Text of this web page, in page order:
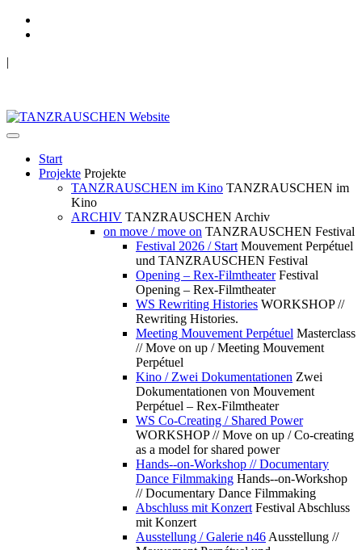
|
Start
Projekte Projekte
TANZRAUSCHEN im Kino TANZRAUSCHEN im
Kino
ARCHIV TANZRAUSCHEN Archiv
on move / move on TANZRAUSCHEN Festival
Festival 2026 / Start Mouvement Perpétuel
und TANZRAUSCHEN Festival
Opening – Rex-Filmtheater Festival
Opening – Rex-Filmtheater
WS Rewriting Histories WORKSHOP //
Rewriting Histories.
Meeting Mouvement Perpétuel Masterclass
// Move on up / Meeting Mouvement
Perpétuel
Kino / Zwei Dokumentationen Zwei
Dokumentationen von Mouvement
Perpétuel – Rex-Filmtheater
WS Co-Creating / Shared Power
WORKSHOP // Move on up / Co-creating
as a model for shared power
Hands--on-Workshop // Documentary
Dance Filmmaking Hands--on-Workshop
// Documentary Dance Filmmaking
Abschluss mit Konzert Festival Abschluss
mit Konzert
Ausstellung / Galerie n46 Ausstellung //